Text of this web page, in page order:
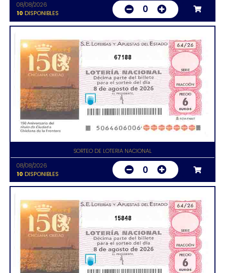
08/08/2026
10 DISPONIBLES 0
67188
SORTEO DE LOTERIA NACIONAL
08/08/2026
10 DISPONIBLES 0
15848